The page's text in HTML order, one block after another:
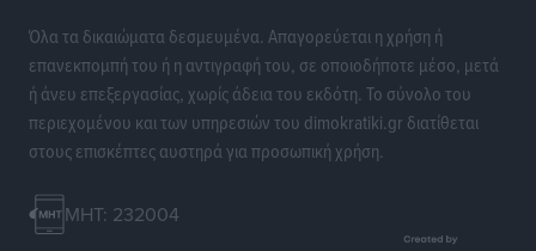
Όλα τα δικαιώματα δεσμευμένα. Απαγορεύεται η χρήση ή
επανεκπομπή του ή η αντιγραφή του, σε οποιοδήποτε μέσο, μετά
ή άνευ επεξεργασίας, χωρίς άδεια του εκδότη. Το σύνολο του
περιεχομένου και των υπηρεσιών του dimokratiki.gr διατίθεται
στους επισκέπτες αυστηρά για προσωπική χρήση.
MHT: 232004